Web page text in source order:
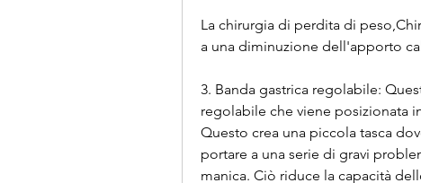
La chirurgia di perdita di
a una diminuzione dell'apporto
3. Banda gastrica regolabile:
regolabile che viene posizionata
Questo crea una piccola tasca
portare a una serie di gravi
manica. Ciò riduce la capacità